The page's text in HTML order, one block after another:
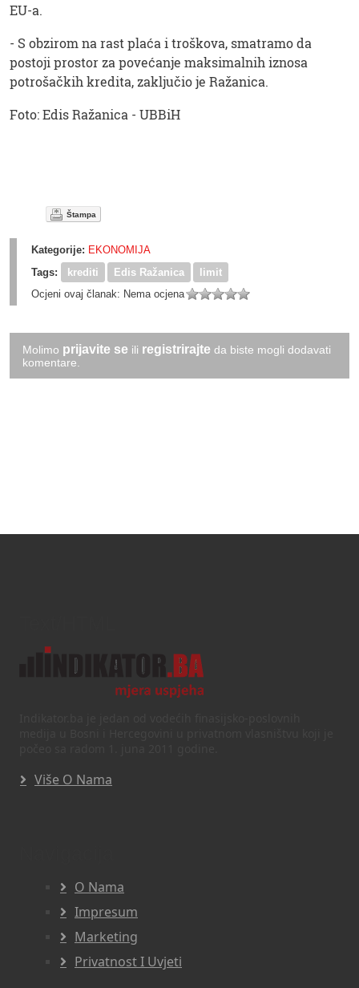
EU-a.
- S obzirom na rast plaća i troškova, smatramo da
postoji prostor za povećanje maksimalnih iznosa
potrošačkih kredita, zaključio je Ražanica.
Foto: Edis Ražanica - UBBiH
Štampa
Kategorije: EKONOMIJA
Tags:
krediti Edis Ražanica
limit
Ocjeni ovaj članak: Nema ocjena
Molimo prijavite se ili registrirajte da biste mogli dodavati
komentare.
Više O Nama
O Nama
Impresum
Marketing
Privatnost I Uvjeti